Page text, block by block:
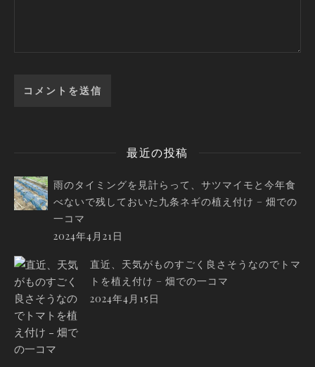
最近の投稿
雨のタイミングを見計らって、サツマイモと今年食
べないで残しておいた九条ネギの植え付け – 畑での
一コマ
2024年4月21日
直近、天気がものすごく良さそうなのでトマ
トを植え付け – 畑での一コマ
2024年4月15日